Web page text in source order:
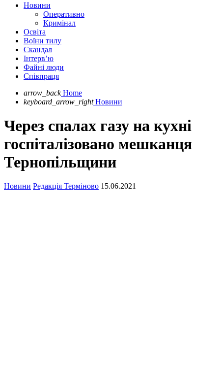
Новини
Оперативно
Кримінал
Освіта
Воїни тилу
Скандал
Інтерв’ю
Файні люди
Співпраця
arrow_back Home
keyboard_arrow_right Новини
Через спалах газу на кухні
госпіталізовано мешканця
Тернопільщини
Новини Редакція Терміново 15.06.2021